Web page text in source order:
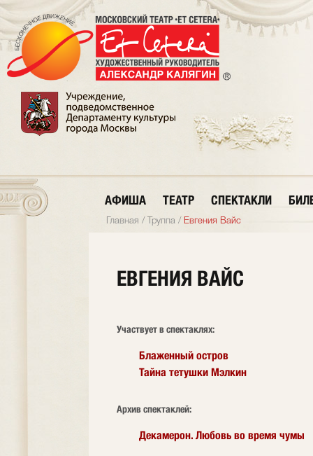
АФИША ТЕАТР СПЕКТАКЛИ
Главная / Труппа / Евгения Вайс
ЕВГЕНИЯ ВАЙС
Участвует в спектаклях:
Блаженный остров
Тайна тетушки Мэлкин
Архив спектаклей:
Декамерон. Любовь во время чумы